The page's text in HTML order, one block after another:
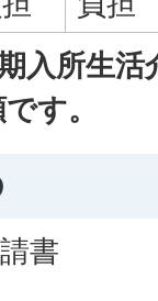
入所生
す。
書